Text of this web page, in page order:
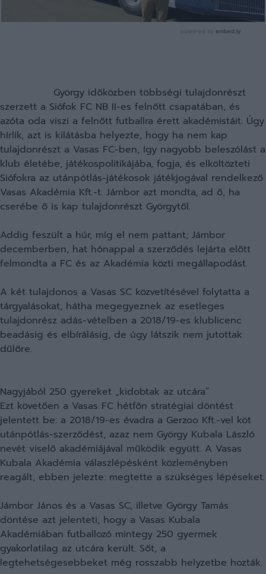
György időközben többségi tulajdonrészt
szerzett a Siófok FC NB II-es felnőtt csapatában, és
azóta oda viszi a felnőtt futballra érett akadémistáit. Úgy
hírlik, azt is kilátásba helyezte, hogy ha nem kap
tulajdonrészt a Vasas FC-ben, így nagyobb beleszólást a
klub életébe, játékospolitikájába, fogja, és elköltözteti
Siófokra az utánpótlás-játékosok játékjogával rendelkező
Vasas Akadémia Kft.-t. Jámbor azt mondta, ad ő, ha
cserébe ő is kap tulajdonrészt Györgytől.
Addig feszült a húr, míg el nem pattant; Jámbor
decemberben, hat hónappal a szerződés lejárta előtt
felmondta a FC és az Akadémia közti megállapodást.
A két tulajdonos a Vasas SC közvetítésével folytatta a
tárgyalásokat, hátha megegyeznek az esetleges
tulajdonrész adás-vételben a 2018/19-es klublicenc
beadásig és elbírálásig, de úgy látszik nem jutottak
dűlőre.
Nagyjából 250 gyereket „kidobtak az utcára”
Ezt követően a Vasas FC hétfőn stratégiai döntést
jelentett be: a 2018/19-es évadra a Gerzoo Kft.-vel köt
utánpótlás-szerződést, azaz nem György Kubala László
nevét viselő akadémiájával működik együtt. A Vasas
Kubala Akadémia válaszlépésként közleményben
reagált, ebben jelezte: megtette a szükséges lépéseket.
Jámbor János és a Vasas SC, illetve György Tamás
döntése azt jelenteti, hogy a Vasas Kubala
Akadémiában futballozó mintegy 250 gyermek
gyakorlatilag az utcára került. Sőt, a
legtehetségesebbeket még rosszabb helyzetbe hozták.